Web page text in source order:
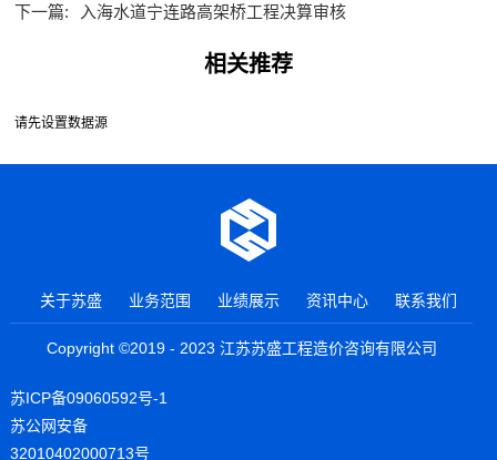
下一篇:
入海水道宁连路高架桥工程决算审核
相关推荐
请先设置数据源
关于苏盛 业务范围 业绩展示 资讯中心 联系我们
Copyright ©2019 - 2023 江苏苏盛工程造价咨询有限公司
苏ICP备09060592号-1
苏公网安备
32010402000713号